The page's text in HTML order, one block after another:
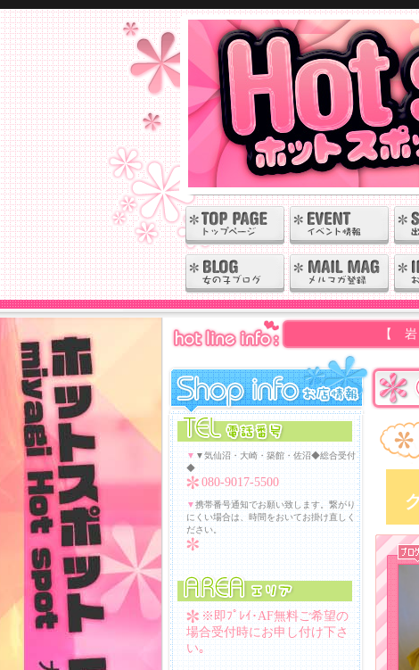
【 岩 手・秋 田 】の人気
▼▼気仙沼・大崎・築館・佐沼◆総合受付
◆
080-9017-5500
▼携帯番号通知でお願い致します。繋がり
にくい場合は、時間をおいてお掛け直しく
ださい。
※即ﾌﾟﾚｲ･AF無料ご希望の
場合受付時にお申し付け下さ
い｡